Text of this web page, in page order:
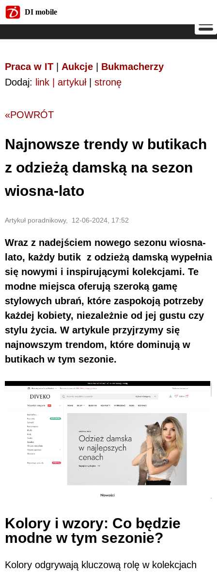
DI mobile
Praca w IT Aukcje
Bukmacherzy
Dodaj: link | artykuł| stronę
«POWRÓT
Najnowsze trendy w butikach
z odzieżą damską na sezon
wiosna-lato
Artykuł poradnikowy, 12-06-2024, 17:52
Wraz z nadejściem nowego sezonu wiosna-
lato, każdy butik z odzieżą damską wypełnia
się nowymi i inspirującymi kolekcjami. Te
modne miejsca oferują szeroką gamę
stylowych ubrań, które zaspokoją potrzeby
każdej kobiety, niezależnie od jej gustu czy
stylu życia. W artykule przyjrzymy się
najnowszym trendom, które dominują w
butikach w tym sezonie.
Kolory i wzory: Co będzie
modne w tym sezonie?
Kolory odgrywają kluczową rolę w kolekcjach
DI mobile